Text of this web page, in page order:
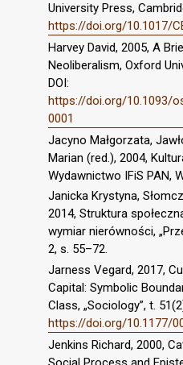
University Press,
https://doi.org/10.1017/
Harvey David, 2005, A
Neoliberalism, Oxford
DOI:
https://doi.org/10.1093/
0001
Jacyno Małgorzata,
Marian (red.), 2004,
Wydawnictwo IFiS PAN,
Janicka Krystyna,
2014, Struktura
wymiar nierówności,
2, s. 55–72.
Jarness Vegard, 2017,
Capital: Symbolic
Class, „Sociology”, t.
https://doi.org/10.1177/
Jenkins Richard, 2000,